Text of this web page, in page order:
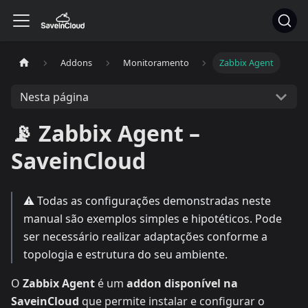
Addons Monitoramento Zabbix Agent
Nesta página
📡 Zabbix Agent –
SaveinCloud
⚠️ Todas as configurações demonstradas neste
manual são exemplos simples e hipotéticos. Pode
ser necessário realizar adaptações conforme a
topologia e estrutura do seu ambiente.
O Zabbix Agent é um addon disponível na
SaveinCloud que permite instalar e configurar o